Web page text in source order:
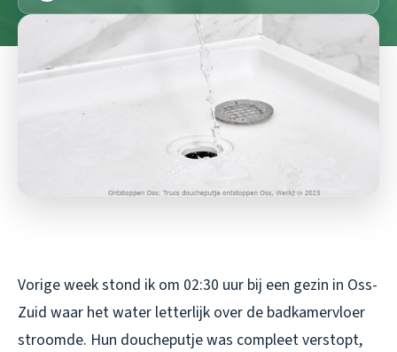
Vorige week stond ik om 02:30 uur bij een gezin in Oss-
Zuid waar het water letterlijk over de badkamervloer
stroomde. Hun doucheputje was compleet verstopt,